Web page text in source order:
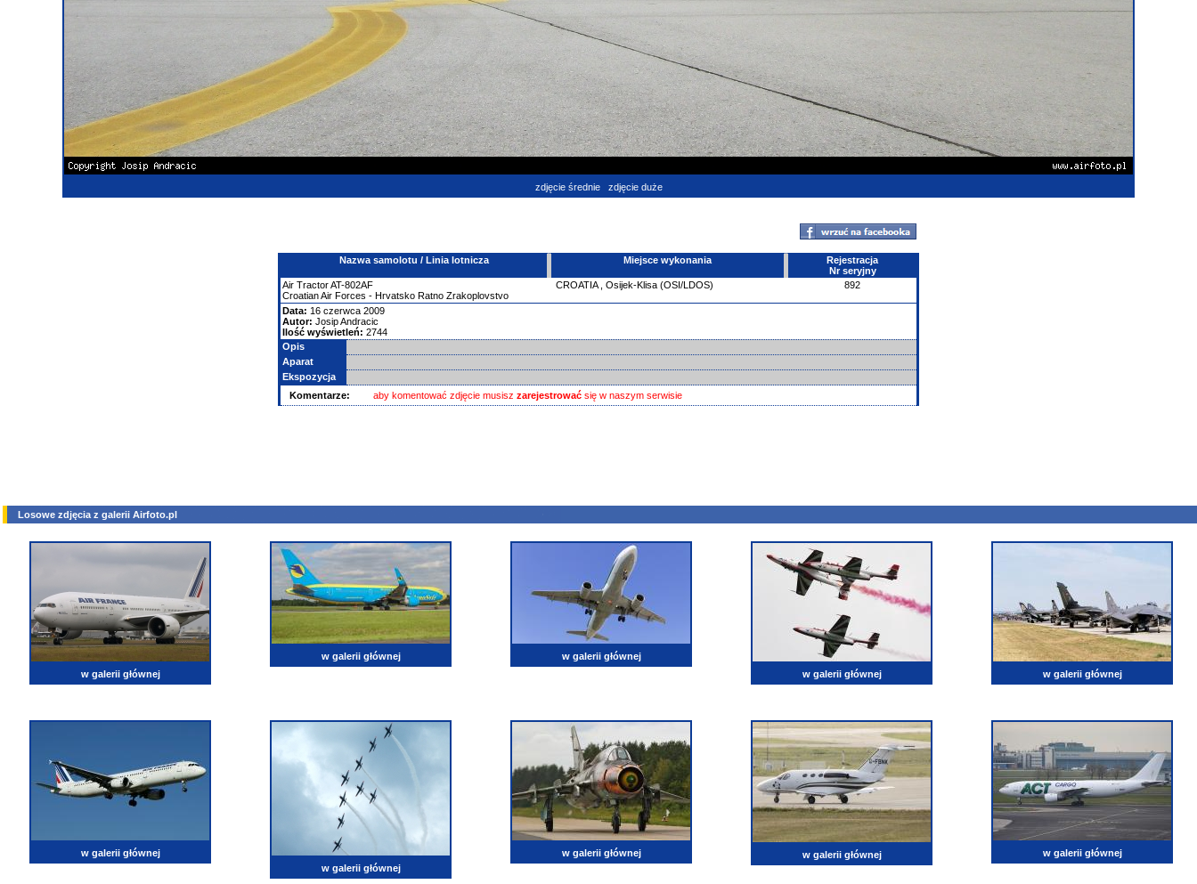
zdjęcie średnie zdjęcie duże
Nazwa samolotu / Linia lotnicza Miejsce wykonania
Rejestracja
Nr seryjny
Air TractorAT-802AF
Croatian Air Forces - Hrvatsko Ratno Zrakoplovstvo
CROATIA, Osijek-Klisa (OSI/LDOS) 892
Data: 16 czerwca 2009
Autor: Josip Andracic
Ilość wyświetleń: 2744
Opis
Aparat
Ekspozycja
Komentarze:
aby komentować zdjęcie musisz zarejestrować się w naszym serwisie
Losowe zdjęcia z galerii Airfoto.pl
w galerii głównej
w galerii głównej
w galerii głównej
w galerii głównej
w galerii głównej
w galerii głównej
w galerii głównej
w galerii głównej w galerii głównej w galerii głównej